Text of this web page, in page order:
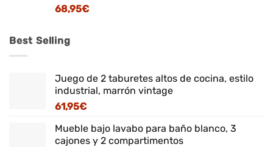
68,95€
Best Selling
Juego de 2 taburetes altos de cocina, estilo
industrial, marrón vintage
61,95€
Mueble bajo lavabo para baño blanco, 3
cajones y 2 compartimentos